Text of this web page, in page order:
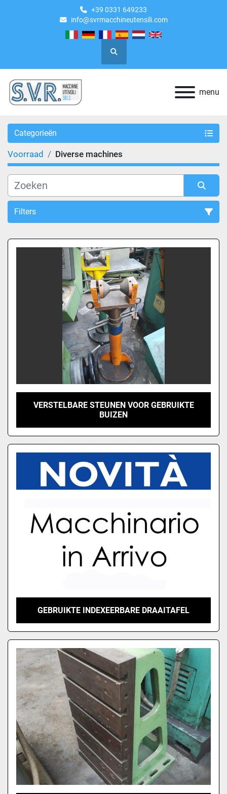
+39 0331 649233
info@svrmacchineutensili.com
Zoeken
menu
Categorieën
Voorraad Diverse machines
Filters
VERSTELBARE STEUNEN VOOR GEBRUIKTE
BUIZEN
GEBRUIKTE INDEXEERBARE DRAAITAFEL